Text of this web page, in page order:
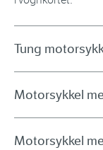
Tung
Motorsykkel
Motorsykkel